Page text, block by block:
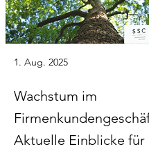
1. Aug. 2025
Wachstum im
Aktuelle Einblicke für